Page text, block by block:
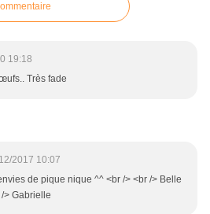
19:18
Très fade
2017 10:07
de pique nique ^^ <br /> <br /> Belle
> Gabrielle